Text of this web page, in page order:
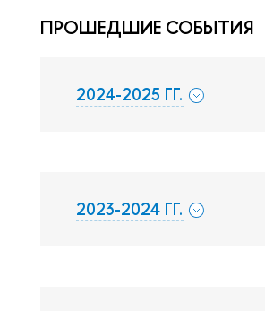
ПРОШЕДШИЕ СОБЫТИЯ
2024-2025 ГГ.
2023-2024 ГГ.